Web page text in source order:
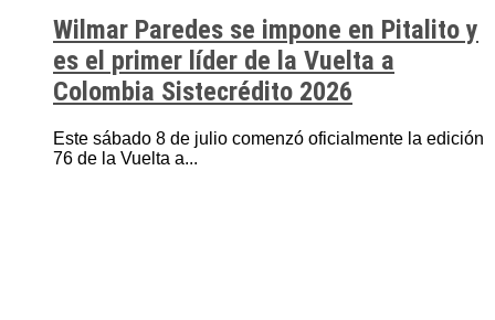
Wilmar Paredes se impone en Pitalito y
es el primer líder de la Vuelta a
Colombia Sistecrédito 2026
Este sábado 8 de julio comenzó oficialmente la edición
76 de la Vuelta a...